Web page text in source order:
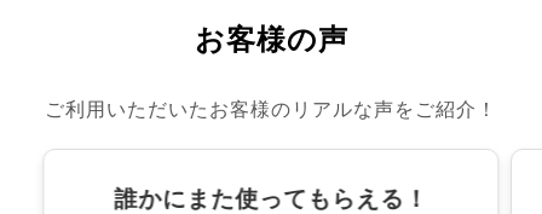
お客様の声
ご利用いただいたお客様のリアルな声をご紹介！
誰かにまた使ってもらえる！